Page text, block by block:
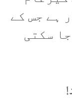
ہے جس کے
سکتی